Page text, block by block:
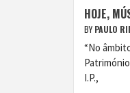
HOJE,
BY PAULO
“No
I.P.,